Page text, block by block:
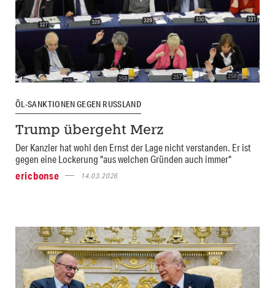
ÖL-SANKTIONEN GEGEN RUSSLAND
Trump übergeht Merz
Der Kanzler hat wohl den Ernst der Lage nicht verstanden. Er ist
gegen eine Lockerung “aus welchen Gründen auch immer“
ericbonse
14.03.2026